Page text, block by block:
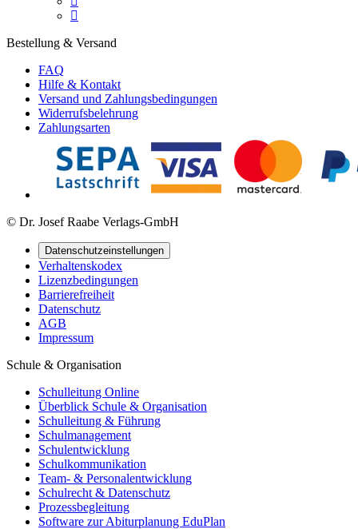

Bestellung & Versand
FAQ
Hilfe & Kontakt
Versand und Zahlungsbedingungen
Widerrufsbelehrung
Zahlungsarten
© Dr. Josef Raabe Verlags-GmbH
Datenschutzeinstellungen
Verhaltenskodex
Lizenzbedingungen
Barrierefreiheit
Datenschutz
AGB
Impressum
Schule & Organisation
Schulleitung Online
Überblick Schule & Organisation
Schulleitung & Führung
Schulmanagement
Schulentwicklung
Schulkommunikation
Team- & Personalentwicklung
Schulrecht & Datenschutz
Prozessbegleitung
Software zur Abiturplanung EduPlan